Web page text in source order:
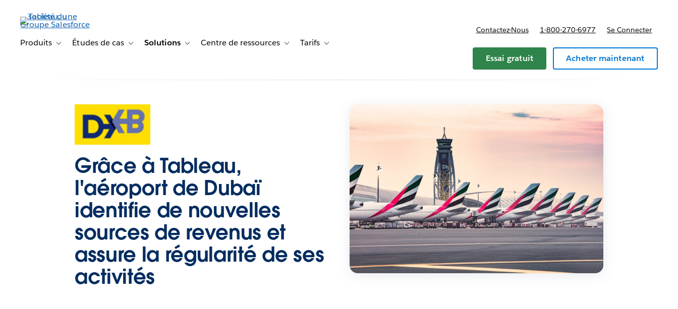
contenu
principalProduits Toggle sub-navigation for Produits
Études de cas Toggle sub-navigation for Études de cas
Solutions Toggle sub-navigation for Solutions
Centre de ressources Toggle sub-navigation for Centre de ressources
Tarifs Toggle sub-navigation for Tarifs
Contactez-Nous 1-800-270-6977 Se Connecter
Essai gratuit Acheter maintenant
Grâce à Tableau,
l'aéroport de Dubaï
identifie de nouvelles
sources de revenus et
assure la régularité de ses
activités